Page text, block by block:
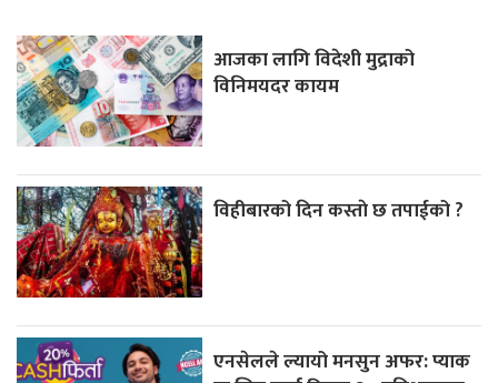
आजका लागि विदेशी मुद्राको
विनिमयदर कायम
विहीबारको दिन कस्ताे छ तपाईको ?
एनसेलले ल्यायो मनसुन अफर: प्याक